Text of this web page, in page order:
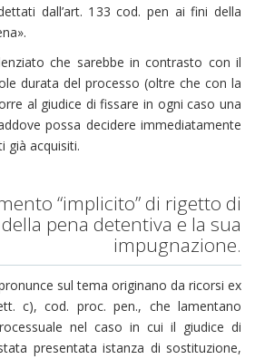
dall’art. 133 cod. pen ai fini della
che sarebbe in contrasto con il
durata del processo (oltre che con la
al giudice di fissare in ogni caso una
possa decidere immediatamente
già acquisiti.
“implicito” di rigetto di
pena detentiva e la sua
impugnazione.
sul tema originano da ricorsi ex
c), cod. proc. pen., che lamentano
nel caso in cui il giudice di
presentata istanza di sostituzione,